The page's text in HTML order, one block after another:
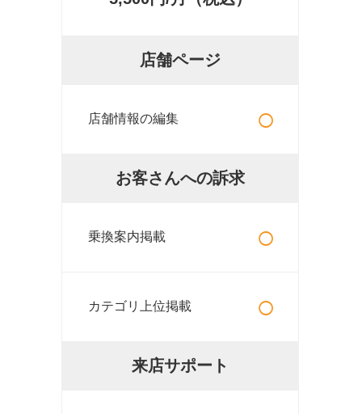
店舗ページ
店舗情報の編集 ○
お客さんへの訴求
乗換案内掲載 ○
カテゴリ上位掲載 ○
来店サポート